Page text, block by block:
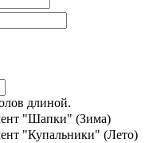
длиной.
"Шапки" (Зима)
"Купальники" (Лето)